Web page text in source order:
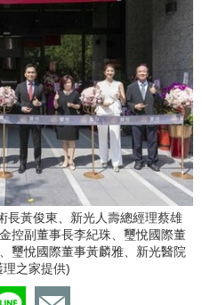
長黃俊東、新光人壽總經理蔡雄
控副董事長李紀珠、璽悅國際董
璽悅國際董事黃麟雅、新光醫院
之家提供)